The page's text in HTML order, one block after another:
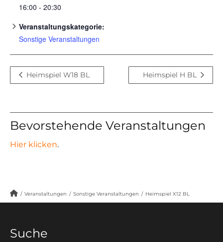
16:00 - 20:30
Veranstaltungskategorie:
Sonstige Veranstaltungen
Heimspiel W18 BL Heimspiel H BL
Bevorstehende Veranstaltungen
Hier klicken.
/ Veranstaltungen / Sonstige Veranstaltungen / Heimspiel X12 BL
Suche